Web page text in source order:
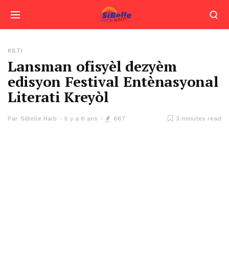
KILTI
Lansman ofisyèl dezyèm
edisyon Festival Entènasyonal
Literati Kreyòl
Par SiBelle Haiti Il y a 6 ans 667 3 minutes read